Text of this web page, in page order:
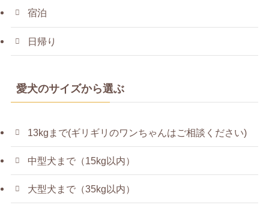
宿泊
日帰り
愛犬のサイズから選ぶ
13kgまで(ギリギリのワンちゃんはご相談ください)
中型犬まで（15kg以内）
大型犬まで（35kg以内）